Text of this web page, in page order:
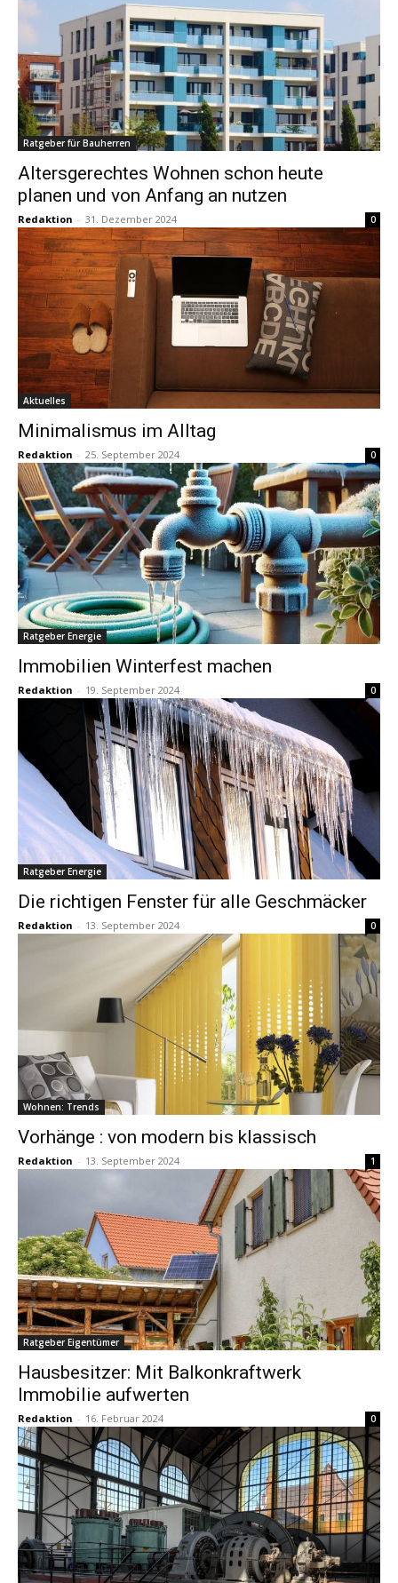
Ratgeber für Bauherren
Altersgerechtes Wohnen schon heute
planen und von Anfang an nutzen
Redaktion - 31. Dezember 2024 0
Aktuelles
Minimalismus im Alltag
Redaktion - 25. September 2024 0
Ratgeber Energie
Immobilien Winterfest machen
Redaktion - 19. September 2024 0
Ratgeber Energie
Die richtigen Fenster für alle Geschmäcker
Redaktion - 13. September 2024 0
Wohnen: Trends
Vorhänge : von modern bis klassisch
Redaktion - 13. September 2024 1
Ratgeber Eigentümer
Hausbesitzer: Mit Balkonkraftwerk
Immobilie aufwerten
Redaktion - 16. Februar 2024 0